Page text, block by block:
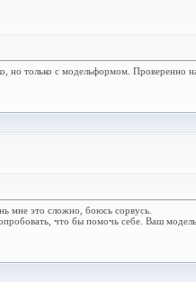
но только с модельформом. Проверенно
мне это сложно, боюсь сорвусь.
что бы помочь себе. Ваш